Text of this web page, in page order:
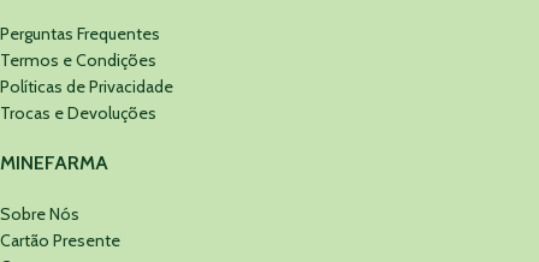
Perguntas Frequentes
Termos e Condições
Políticas de Privacidade
Trocas e Devoluções
MINEFARMA
Sobre Nós
Cartão Presente